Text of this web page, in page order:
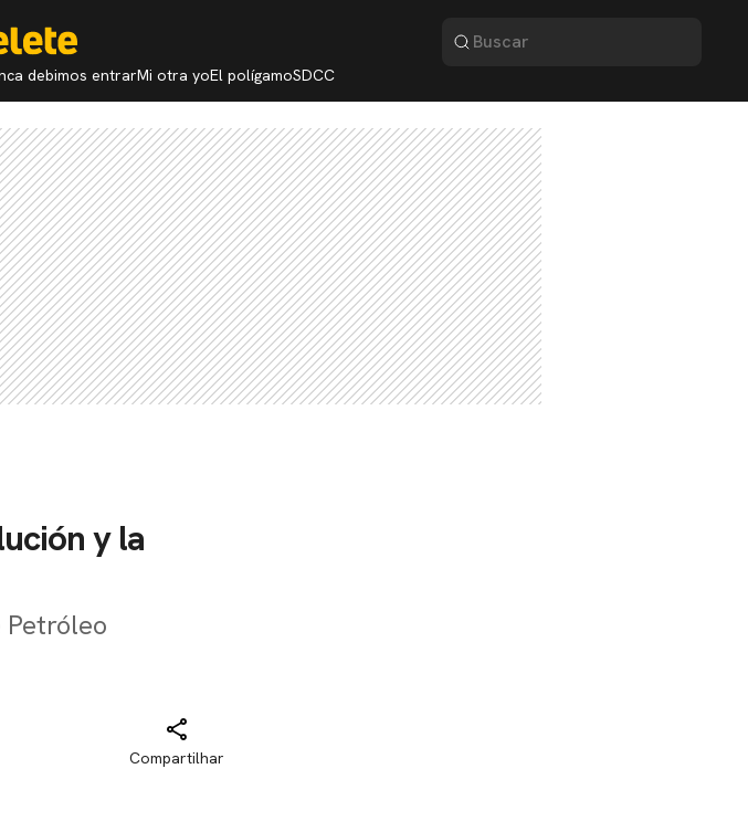
debimos entrarMi otra yoEl polígamoSDCC
y la
Compartilhar